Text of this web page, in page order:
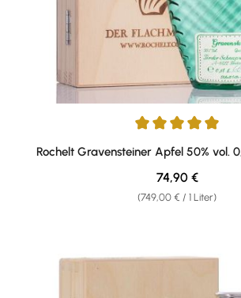
Durchschnittliche Bewertung von 5
Rochelt Gravensteiner Apfel 50% vol.
(749,00 € / 1 Liter)
Regulärer Preis:
74,90 €